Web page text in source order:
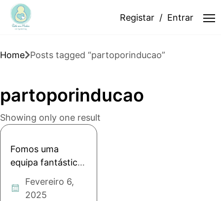
Registar Entrar
Home Posts tagged “partoporinducao”
partoporinducao
Showing only one result
Fomos uma
equipa fantástica,
o parto valeu
cada segundo
Fevereiro 6,
2025